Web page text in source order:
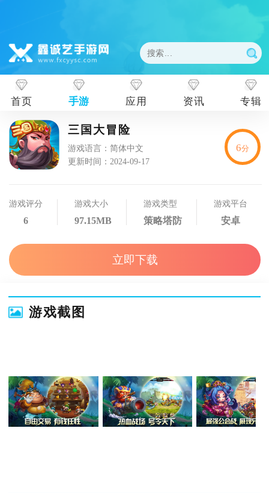
首页 手游 应用 资讯 专辑
三国大冒险
游戏语言：简体中文
更新时间：2024-09-17
游戏评分
6
游戏大小
97.15MB
游戏类型
策略塔防
游戏平台
安卓
6分
立即下载
游戏截图